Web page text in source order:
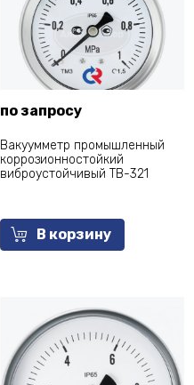
по запросу
Вакуумметр промышленный
коррозионностойкий
виброустойчивый ТВ-321
В корзину